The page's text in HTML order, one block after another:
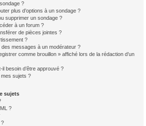
?
plus d’options à un sondage ?
supprimer un sondage ?
à un forum ?
de pièces jointes ?
?
messages à un modérateur ?
comme brouillon » affiché lors de la rédaction d’un
besoin d’être approuvé ?
sujets ?
sujets
?
?